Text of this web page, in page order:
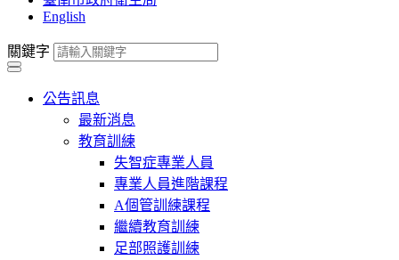
English
關鍵字
公告訊息
最新消息
教育訓練
失智症專業人員
專業人員進階課程
A個管訓練課程
繼續教育訓練
足部照護訓練